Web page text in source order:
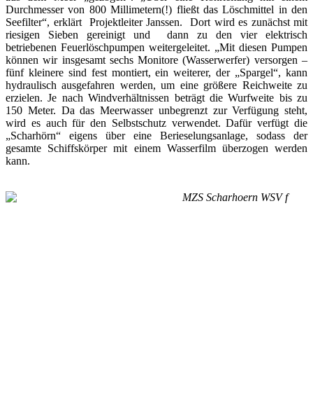
Durchmesser von 800 Millimetern(!) fließt das Löschmittel in den
Seefilter“, erklärt Projektleiter Janssen. Dort wird es zunächst mit
riesigen Sieben gereinigt und dann zu den vier elektrisch
betriebenen Feuerlöschpumpen weitergeleitet. „Mit diesen Pumpen
können wir insgesamt sechs Monitore (Wasserwerfer) versorgen –
fünf kleinere sind fest montiert, ein weiterer, der „Spargel“, kann
hydraulisch ausgefahren werden, um eine größere Reichweite zu
erzielen. Je nach Windverhältnissen beträgt die Wurfweite bis zu
150 Meter. Da das Meerwasser unbegrenzt zur Verfügung steht,
wird es auch für den Selbstschutz verwendet. Dafür verfügt die
„Scharhörn“ eigens über eine Berieselungsanlage, sodass der
gesamte Schiffskörper mit einem Wasserfilm überzogen werden
kann.